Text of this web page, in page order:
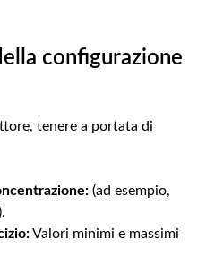
configurazione
tenere a portata di
(ad esempio,
Valori minimi e massimi